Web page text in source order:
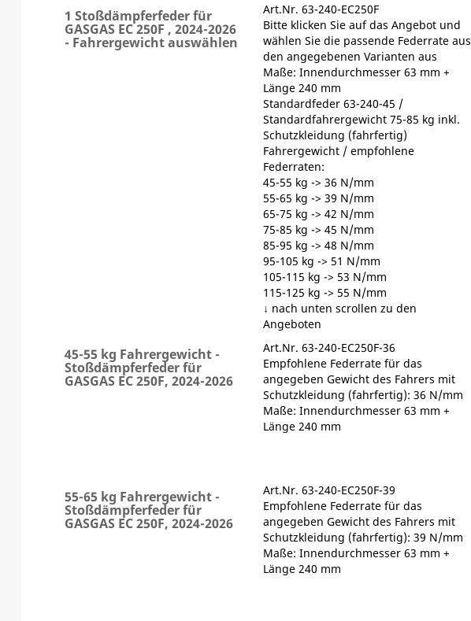
1 Stoßdämpferfeder für
GASGAS EC 250F , 2024-2026
- Fahrergewicht auswählen
Art.Nr. 63-240-EC250F
Bitte klicken Sie auf das Angebot und
wählen Sie die passende Federrate aus
den angegebenen Varianten aus
Maße: Innendurchmesser 63 mm +
Länge 240 mm
Standardfeder 63-240-45 /
Standardfahrergewicht 75-85 kg inkl.
Schutzkleidung (fahrfertig)
Fahrergewicht / empfohlene
Federraten:
45-55 kg -> 36 N/mm
55-65 kg -> 39 N/mm
65-75 kg -> 42 N/mm
75-85 kg -> 45 N/mm
85-95 kg -> 48 N/mm
95-105 kg -> 51 N/mm
105-115 kg -> 53 N/mm
115-125 kg -> 55 N/mm
↓ nach unten scrollen zu den
Angeboten
45-55 kg Fahrergewicht -
Stoßdämpferfeder für
GASGAS EC 250F, 2024-2026
Art.Nr. 63-240-EC250F-36
Empfohlene Federrate für das
angegeben Gewicht des Fahrers mit
Schutzkleidung (fahrfertig): 36 N/mm
Maße: Innendurchmesser 63 mm +
Länge 240 mm
55-65 kg Fahrergewicht -
Stoßdämpferfeder für
GASGAS EC 250F, 2024-2026
Art.Nr. 63-240-EC250F-39
Empfohlene Federrate für das
angegeben Gewicht des Fahrers mit
Schutzkleidung (fahrfertig): 39 N/mm
Maße: Innendurchmesser 63 mm +
Länge 240 mm